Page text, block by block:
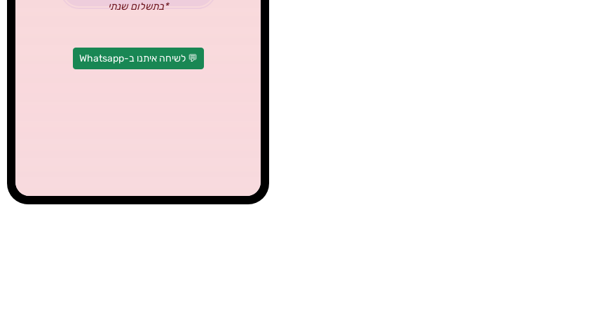
*בתשלום שנתי
💬 לשיחה איתנו ב-Whatsapp